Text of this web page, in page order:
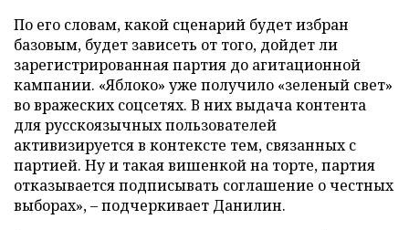
По его словам, какой сценарий будет избран
базовым, будет зависеть от того, дойдет ли
зарегистрированная партия до агитационной
кампании. «Яблоко» уже получило «зеленый свет»
во вражеских соцсетях. В них выдача контента
для русскоязычных пользователей
активизируется в контексте тем, связанных с
партией. Ну и такая вишенкой на торте, партия
отказывается подписывать соглашение о честных
выборах», – подчеркивает Данилин.